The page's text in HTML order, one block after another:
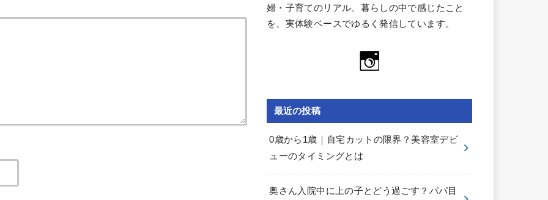
婦・子育てのリアル、暮らしの中で感じたこと
を、実体験ベースでゆるく発信しています。
最近の投稿
0歳から1歳｜自宅カットの限界？美容室デビ
ューのタイミングとは
奥さん入院中に上の子とどう過ごす？パパ目